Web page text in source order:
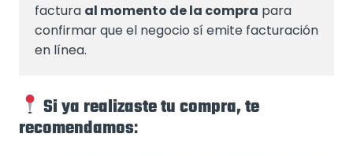
factura al momento de la compra para
confirmar que el negocio sí emite facturación
en línea.
Si ya realizaste tu compra, te
recomendamos: